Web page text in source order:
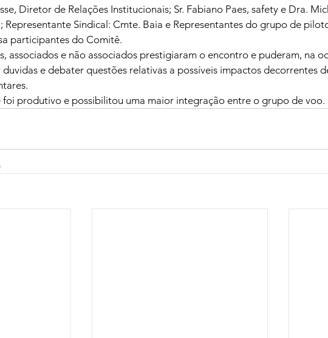
Diretor de Relações Institucionais; Sr. Fabiano Paes, safety e Dra.
Representante Sindical: Cmte. Baia e Representantes do grupo de
participantes do Comitê.
associados e não associados prestigiaram o encontro e puderam, na
duvidas e debater questões relativas a possíveis impactos decorrentes
produtivo e possibilitou uma maior integração entre o grupo de voo.